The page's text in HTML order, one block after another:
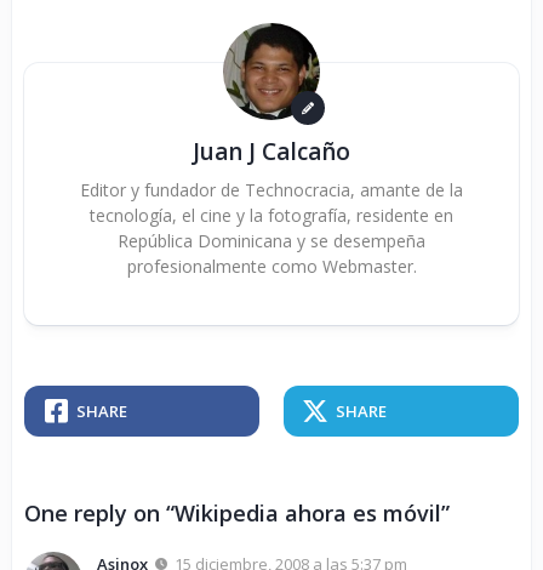
Juan J Calcaño
Editor y fundador de Technocracia, amante de la
tecnología, el cine y la fotografía, residente en
República Dominicana y se desempeña
profesionalmente como Webmaster.
SHARE SHARE
One reply on “Wikipedia ahora es móvil”
Asinox 15 diciembre, 2008 a las 5:37 pm